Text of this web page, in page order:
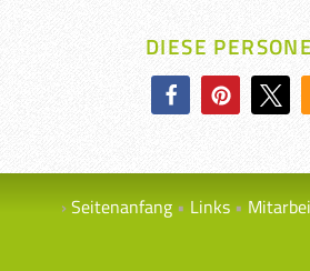
DIESE
Seitenanfang Links